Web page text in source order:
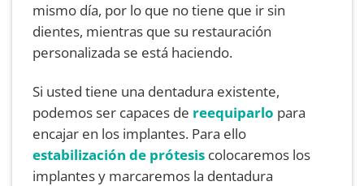
mismo día, por lo que no tiene que ir sin
dientes, mientras que su restauración
personalizada se está haciendo.
Si usted tiene una dentadura existente,
podemos ser capaces de reequiparlo para
encajar en los implantes. Para ello
estabilización de prótesis colocaremos los
implantes y marcaremos la dentadura